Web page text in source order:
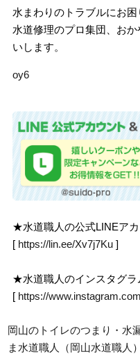
水まわりのトラブルにお困
水道修理のプロ集団、お
いします。
oy6
★水道職人の公式LINEアカ
[ https://lin.ee/Xv7j7Ku ]
★水道職人のインスタグラ
[ https://
岡山のトイレのつまり・水
ま水道職人（岡山水道職人）